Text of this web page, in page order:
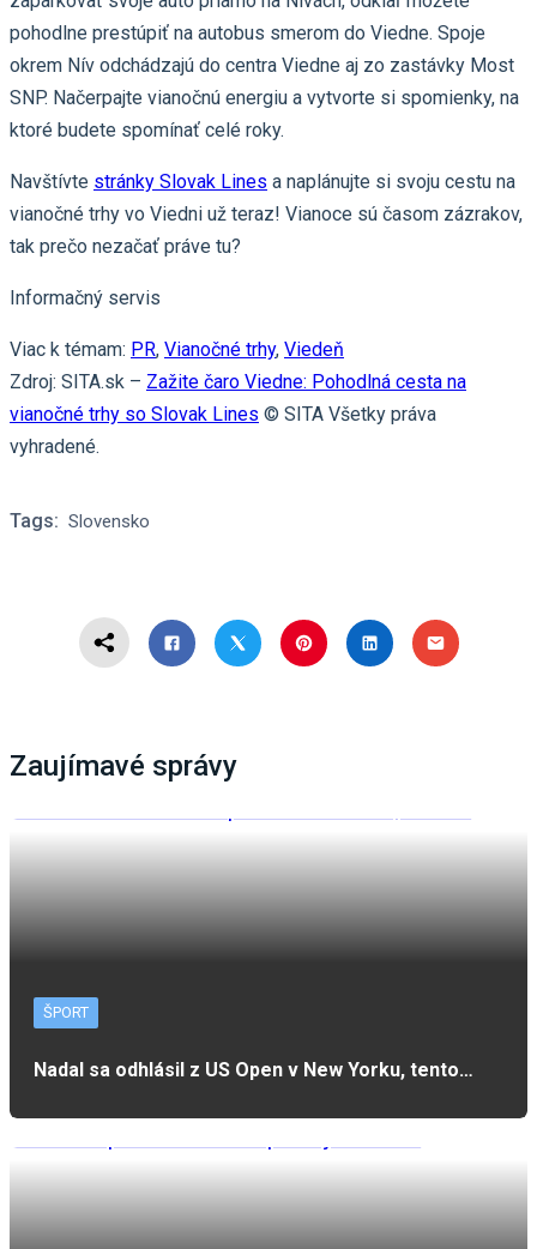
pohodlne prestúpiť na autobus smerom do Viedne. Spoje
okrem Nív odchádzajú do centra Viedne aj zo zastávky Most
SNP. Načerpajte vianočnú energiu a vytvorte si spomienky, na
ktoré budete spomínať celé roky.
Navštívte stránky Slovak Lines a naplánujte si svoju cestu na
vianočné trhy vo Viedni už teraz! Vianoce sú časom zázrakov,
tak prečo nezačať práve tu?
Informačný servis
Viac k témam: PR, Vianočné trhy, Viedeň
Zdroj: SITA.sk – Zažite čaro Viedne: Pohodlná cesta na
vianočné trhy so Slovak Lines © SITA Všetky práva
vyhradené.
Tags: Slovensko
Zaujímavé správy
ŠPORT
Nadal sa odhlásil z US Open v New Yorku, tento…